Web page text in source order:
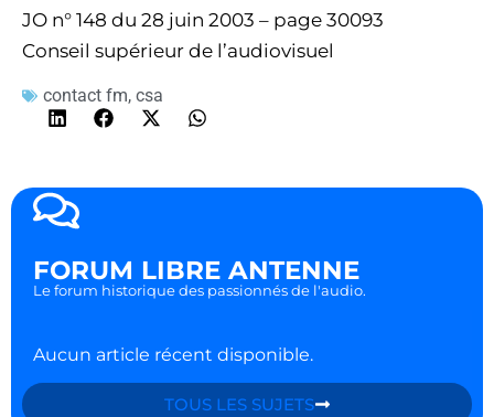
JO n° 148 du 28 juin 2003 – page 30093
Conseil supérieur de l’audiovisuel
contact fm, csa
FORUM LIBRE ANTENNE
Le forum historique des passionnés de l'audio.
Aucun article récent disponible.
TOUS LES SUJETS